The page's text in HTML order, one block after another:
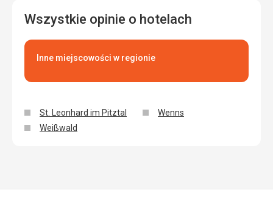
Wszystkie opinie o hotelach
Inne miejscowości w regionie
St. Leonhard im Pitztal
Weißwald
Wenns